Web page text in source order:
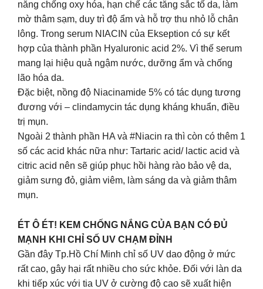
năng chống oxy hóa, hạn chế các tăng sắc tố da, làm
mờ thâm sạm, duy trì độ ẩm và hỗ trợ thu nhỏ lỗ chân
lông. Trong serum NIACIN của Ekseption có sự kết
hợp của thành phần Hyaluronic acid 2%. Vì thế serum
mang lại hiệu quả ngậm nước, dưỡng ẩm và chống
lão hóa da.
Đặc biệt, nồng độ Niacinamide 5% có tác dụng tương
đương với – clindamycin tác dụng kháng khuẩn, điều
trị mụn.
Ngoài 2 thành phần HA và #Niacin ra thì còn có thêm 1
số các acid khác nữa như: Tartaric acid/ lactic acid và
citric acid nên sẽ giúp phục hồi hàng rào bảo vệ da,
giảm sưng đỏ, giảm viêm, làm sáng da và giảm thâm
mụn.
ÉT Ô ÉT! KEM CHỐNG NẮNG CỦA BẠN CÓ ĐỦ
MẠNH KHI CHỈ SỐ UV CHẠM ĐỈNH
Gần đây Tp.Hồ Chí Minh chỉ số UV dao động ở mức
rất cao, gây hại rất nhiều cho sức khỏe. Đối với làn da
khi tiếp xúc với tia UV ở cường độ cao sẽ xuất hiện